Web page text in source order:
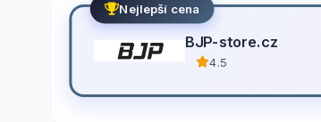
Nejlepší cena
BJP-store.cz
4.5